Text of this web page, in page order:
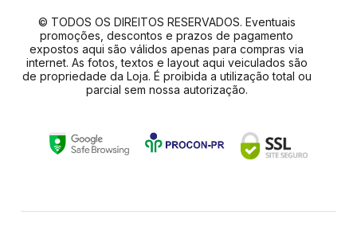
© TODOS OS DIREITOS RESERVADOS. Eventuais
promoções, descontos e prazos de pagamento
expostos aqui são válidos apenas para compras via
internet. As fotos, textos e layout aqui veiculados são
de propriedade da Loja. É proibida a utilização total ou
parcial sem nossa autorização.